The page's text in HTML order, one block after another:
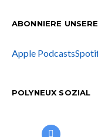
ABONNIERE
Apple Podcasts
POLYNEUX SOZIAL